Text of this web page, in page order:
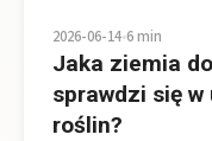
2026-06-14•6 min
Jaka ziemia
sprawdzi się
roślin?